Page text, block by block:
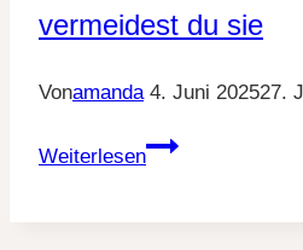
vermeidest du sie
Vonamanda 4. Juni 202527.
Weiterlesen
Vorratsraum